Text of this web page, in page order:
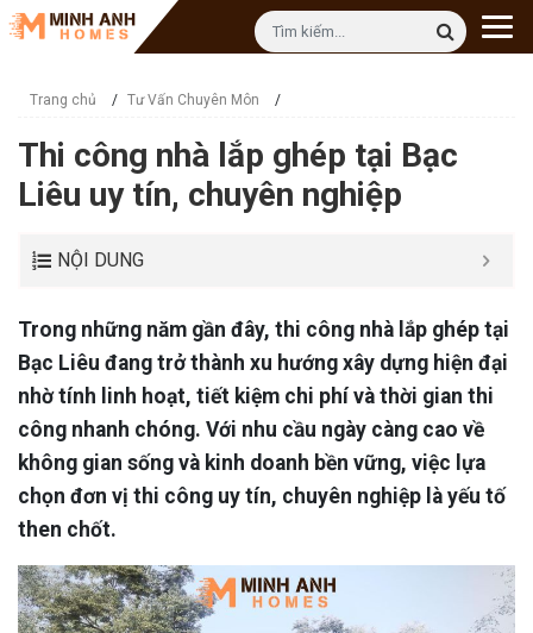
Trang chủ / Tư Vấn Chuyên Môn /
Thi công nhà lắp ghép tại Bạc
Liêu uy tín, chuyên nghiệp
NỘI DUNG
Trong những năm gần đây, thi công nhà lắp ghép tại
Bạc Liêu đang trở thành xu hướng xây dựng hiện đại
nhờ tính linh hoạt, tiết kiệm chi phí và thời gian thi
công nhanh chóng. Với nhu cầu ngày càng cao về
không gian sống và kinh doanh bền vững, việc lựa
chọn đơn vị thi công uy tín, chuyên nghiệp là yếu tố
then chốt.